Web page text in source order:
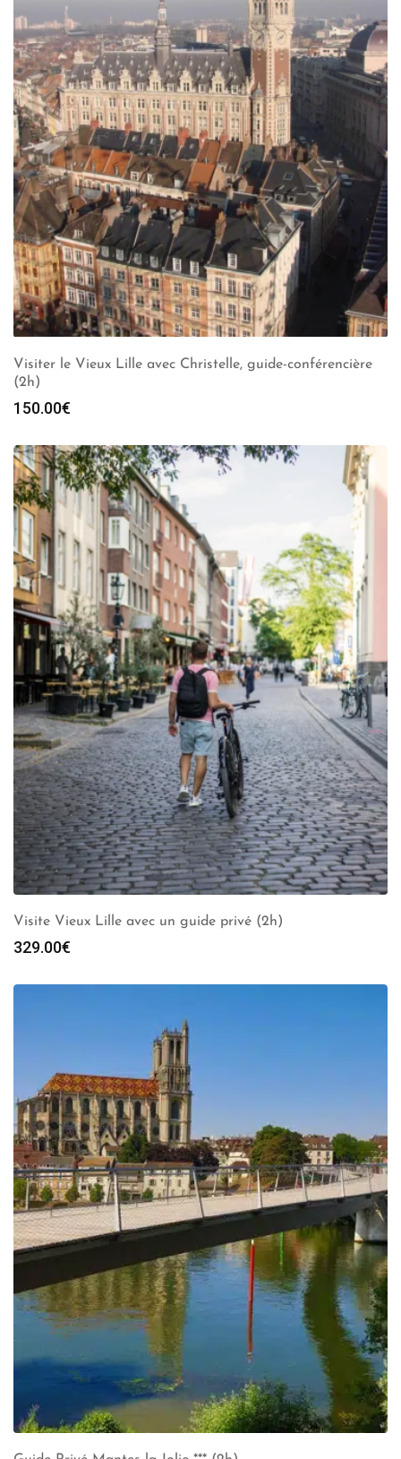
Visiter le Vieux Lille avec Christelle, guide-conférencière
(2h)
150.00€
Visite Vieux Lille avec un guide privé (2h)
329.00€